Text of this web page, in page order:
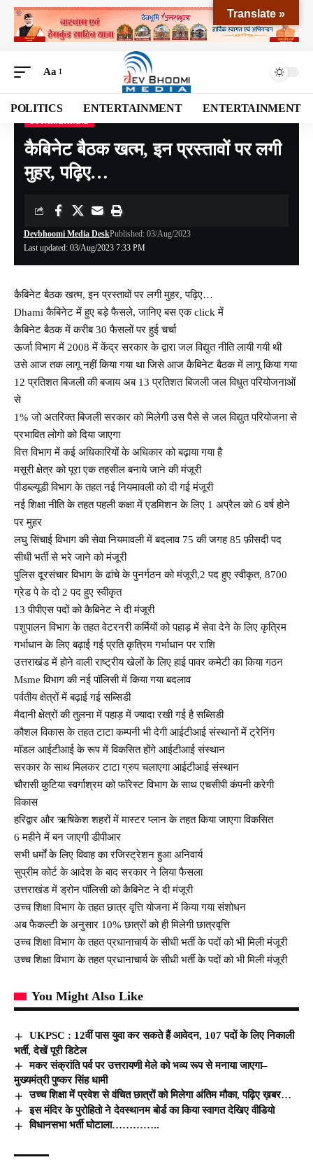
Aa
POLITICS ENTERTAINMENT ENTERTAINMENT
Devbhoomi Media>Blog>NATIONAL>UTTARAKHAND>कैबिनेट बैठक खत्म, इन प्रस्तावों पर लगी मुहर, पढ़िए…
कैबिनेट बैठक खत्म, इन प्रस्तावों पर लगी
मुहर, पढ़िए…
Last updated: 03/Aug/2023 7:33 PM
Devbhoomi Media DeskPublished: 03/Aug/2023
कैबिनेट बैठक खत्म, इन प्रस्तावों पर लगी मुहर, पढ़िए…
Dhami कैबिनेट में हुए बड़े फैसले, जानिए बस एक click में
कैबिनेट बैठक में करीब 30 फैसलों पर हुई चर्चा
ऊर्जा विभाग में 2008 में केंद्र सरकार के द्वारा जल विद्युत नीति लायी गयी थी
उसे आज तक लागू नहीं किया गया था जिसे आज कैबिनेट बैठक में लागू किया गया
12 प्रतिशत बिजली की बजाय अब 13 प्रतिशत बिजली जल विधुत परियोजनाओं
से
1% जो अतरिक्त बिजली सरकार को मिलेगी उस पैसे से जल विद्युत परियोजना से
प्रभावित लोगो को दिया जाएगा
वित्त विभाग में कई अधिकारियों के अधिकार को बढ़ाया गया है
मसूरी क्षेत्र को पूरा एक तहसील बनाये जाने की मंजूरी
पीडब्ल्यूडी विभाग के तहत नई नियमावली को दी गई मंजूरी
नई शिक्षा नीति के तहत पहली कक्षा में एडमिशन के लिए 1 अप्रैल को 6 वर्ष होने
पर मुहर
लघु सिंचाई विभाग की सेवा नियमावली में बदलाव 75 की जगह 85 फ़ीसदी पद
सीधी भर्ती से भरे जाने को मंजूरी
पुलिस दूरसंचार विभाग के ढांचे के पुनर्गठन को मंजूरी,2 पद हुए स्वीकृत, 8700
ग्रेड पे के दो 2 पद हुए स्वीकृत
13 पीपीएस पदों को कैबिनेट ने दी मंजूरी
पशुपालन विभाग के तहत वेटरनरी कर्मियों को पहाड़ में सेवा देने के लिए कृत्रिम
गर्भाधान के लिए बढ़ाई गई प्रति कृत्रिम गर्भाधान पर राशि
उत्तराखंड में होने वाली राष्ट्रीय खेलों के लिए हाई पावर कमेटी का किया गठन
Msme विभाग की नई पॉलिसी में किया गया बदलाव
पर्वतीय क्षेत्रों में बढ़ाई गई सब्सिडी
मैदानी क्षेत्रों की तुलना में पहाड़ में ज्यादा रखी गई है सब्सिडी
कौशल विकास के तहत टाटा कम्पनी भी देगी आईटीआई संस्थानों में ट्रेनिंग
मॉडल आईटीआई के रूप में विकसित होंगे आईटीआई संस्थान
सरकार के साथ मिलकर टाटा ग्रुप चलाएगा आईटीआई संस्थान
चौरासी कुटिया स्वर्गाश्रम को फॉरेस्ट विभाग के साथ एचसीपी कंपनी करेगी
विकास
हरिद्वार और ऋषिकेश शहरों में मास्टर प्लान के तहत किया जाएगा विकसित
6 महीने में बन जाएगी डीपीआर
सभी धर्मों के लिए विवाह का रजिस्ट्रेशन हुआ अनिवार्य
सुप्रीम कोर्ट के आदेश के बाद सरकार ने लिया फैसला
उत्तराखंड में ड्रोन पॉलिसी को कैबिनेट ने दी मंजूरी
उच्च शिक्षा विभाग के तहत छात्र वृत्ति योजना में किया गया संशोधन
अब फैकल्टी के अनुसार 10% छात्रों को ही मिलेगी छात्रवृत्ति
उच्च शिक्षा विभाग के तहत प्रधानाचार्य के सीधी भर्ती के पदों को भी मिली मंजूरी
उच्च शिक्षा विभाग के तहत प्रधानाचार्य के सीधी भर्ती के पदों को भी मिली मंजूरी
You Might Also Like
UKPSC : 12वीं पास युवा कर सकते हैं आवेदन, 107 पदों के लिए निकाली
भर्ती, देखें पूरी डिटेल
मकर संक्रांति पर्व पर उत्तरायणी मेले को भव्य रूप से मनाया जाएगा–
मुख्यमंत्री पुष्कर सिंह धामी
उच्च शिक्षा में प्रवेश से वंचित छात्रों को मिलेगा अंतिम मौका, पढ़िए ख़बर…
इस मंदिर के पुरोहितो ने देवस्थानम बोर्ड का किया स्वागत देखिए वीडियो
विधानसभा भर्ती घोटाला…………..
Translate »